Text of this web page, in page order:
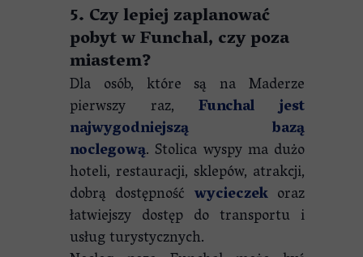
5. Czy lepiej zaplanować
pobyt w Funchal, czy poza
miastem?
Dla osób, które są na Maderze
pierwszy raz,Funchal jest
najwygodniejszą bazą
noclegową. Stolica wyspy ma dużo
hoteli, restauracji, sklepów, atrakcji,
dobrą dostępność wycieczekoraz
łatwiejszy dostęp do transportu i
usług turystycznych.